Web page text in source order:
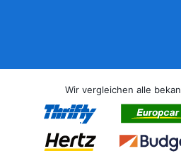
Wir vergleichen alle